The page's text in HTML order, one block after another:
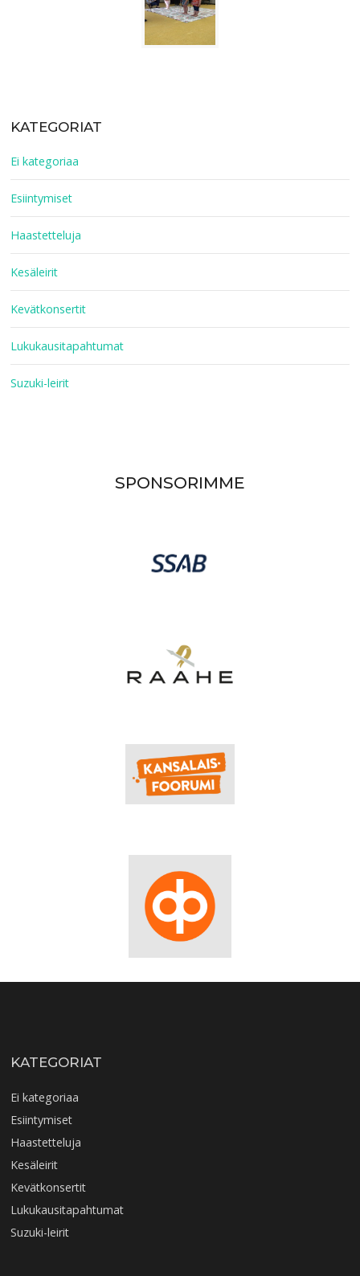
KATEGORIAT
Ei kategoriaa
Esiintymiset
Haastetteluja
Kesäleirit
Kevätkonsertit
Lukukausitapahtumat
Suzuki-leirit
SPONSORIMME
KATEGORIAT
Ei kategoriaa
Esiintymiset
Haastetteluja
Kesäleirit
Kevätkonsertit
Lukukausitapahtumat
Suzuki-leirit